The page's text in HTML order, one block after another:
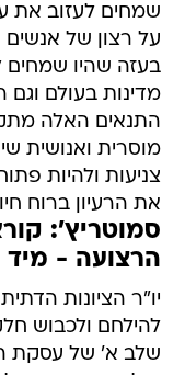
שמחים לעזוב את
על רצון של
בעזה שהיו שמחים
מדינות בעולם וגם
התנאים האלה
מוסרית ואנושית
צניעות ולהיות
את הרעיון ברוח
סמוטריץ':
הרצועה -
יו"ר הציונות
להילחם ולכבוש
שלב א' של עסקת